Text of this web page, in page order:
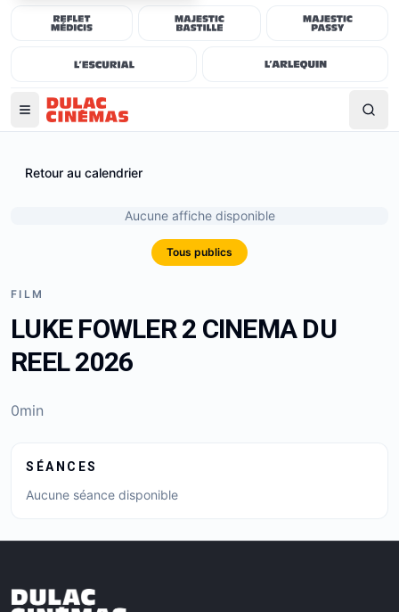
Retour au calendrier
Aucune affiche disponible
Tous publics
SÉANCES
Aucune séance disponible
FILM
LUKE FOWLER 2 CINEMA DU
REEL 2026
0min